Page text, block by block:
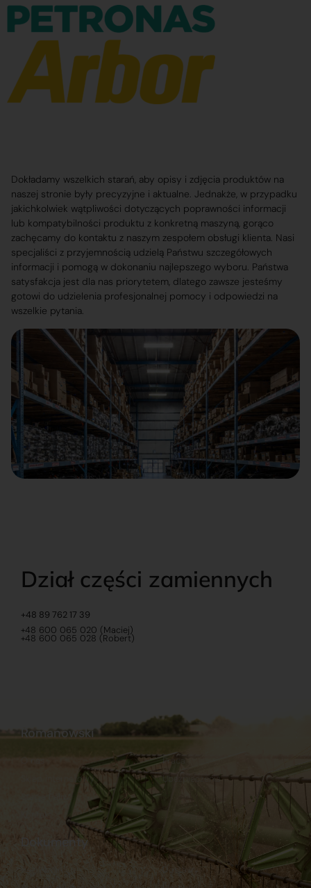
Dokładamy wszelkich starań, aby opisy i zdjęcia produktów na
naszej stronie były precyzyjne i aktualne. Jednakże, w przypadku
jakichkolwiek wątpliwości dotyczących poprawności informacji
lub kompatybilności produktu z konkretną maszyną, gorąco
zachęcamy do kontaktu z naszym zespołem obsługi klienta. Nasi
specjaliści z przyjemnością udzielą Państwu szczegółowych
informacji i pomogą w dokonaniu najlepszego wyboru. Państwa
satysfakcja jest dla nas priorytetem, dlatego zawsze jesteśmy
gotowi do udzielenia profesjonalnej pomocy i odpowiedzi na
wszelkie pytania.
Dział części zamiennych
+48 89 762 17 39
+48 600 065 020 (Maciej)
+48 600 065 028 (Robert)
Dokumenty
Regulamin
Dostawy
Romanowski
Sklep internetowy
Praca
Ubezpieczenia